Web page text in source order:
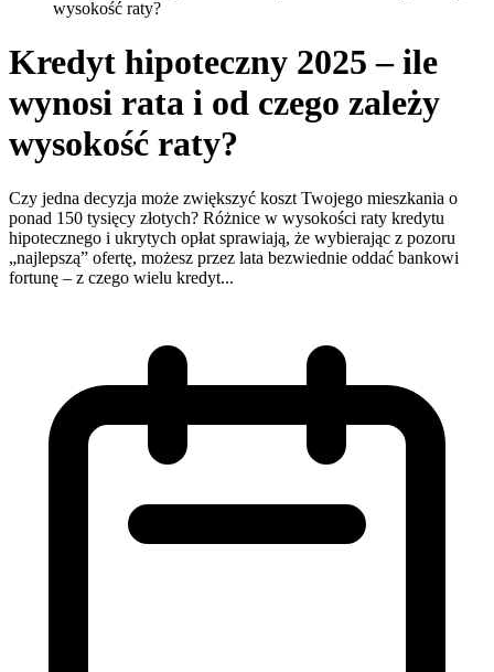
wysokość raty?
Kredyt hipoteczny 2025 – ile
wynosi rata i od czego zależy
wysokość raty?
Czy jedna decyzja może zwiększyć koszt Twojego mieszkania o
ponad 150 tysięcy złotych? Różnice w wysokości raty kredytu
hipotecznego i ukrytych opłat sprawiają, że wybierając z pozoru
„najlepszą” ofertę, możesz przez lata bezwiednie oddać bankowi
fortunę – z czego wielu kredyt...